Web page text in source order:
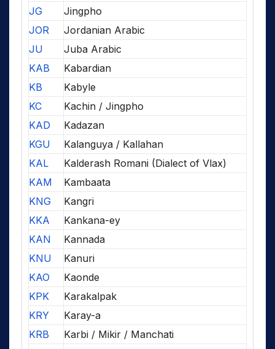
JG
Jingpho
JOR
Jordanian Arabic
JU
Juba Arabic
KAB
Kabardian
KB
Kabyle
KC
Kachin / Jingpho
KAD
Kadazan
KGU
Kalanguya / Kallahan
KAL
Kalderash Romani (Dialect of Vlax)
KAM
Kambaata
KNG
Kangri
KKA
Kankana-ey
KAN
Kannada
KNU
Kanuri
KAO
Kaonde
KPK
Karakalpak
KRY
Karay-a
KRB
Karbi / Mikir / Manchati